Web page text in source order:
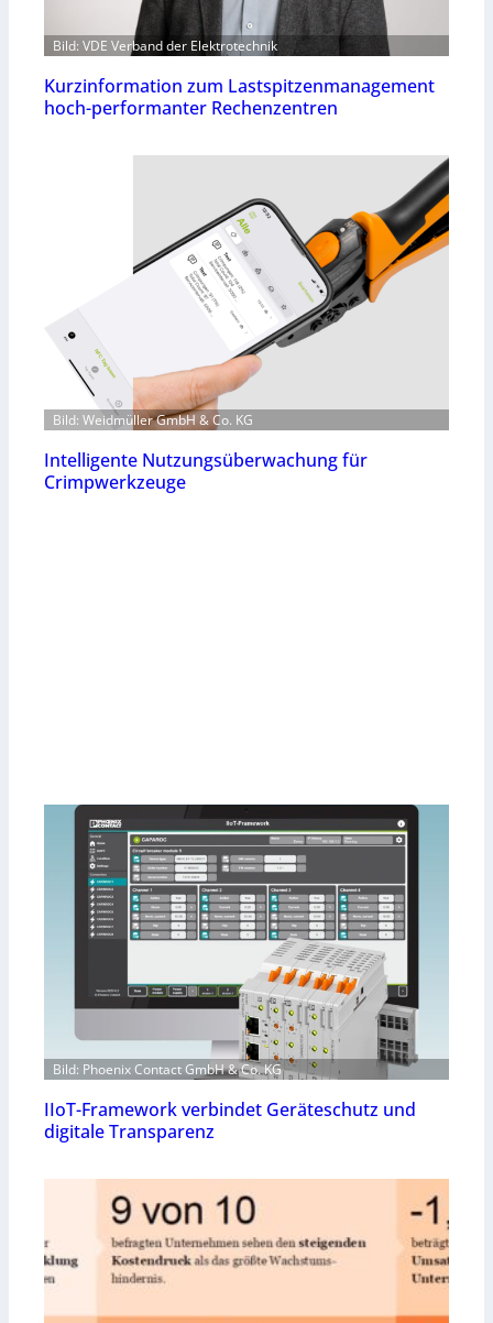
Bild: VDE Verband der Elektrotechnik
Kurzinformation zum Lastspitzenmanagement
hoch-performanter Rechenzentren
Bild: Weidmüller GmbH & Co. KG
Intelligente Nutzungsüberwachung für
Crimpwerkzeuge
Bild: Phoenix Contact GmbH & Co. KG
IIoT-Framework verbindet Geräteschutz und
digitale Transparenz